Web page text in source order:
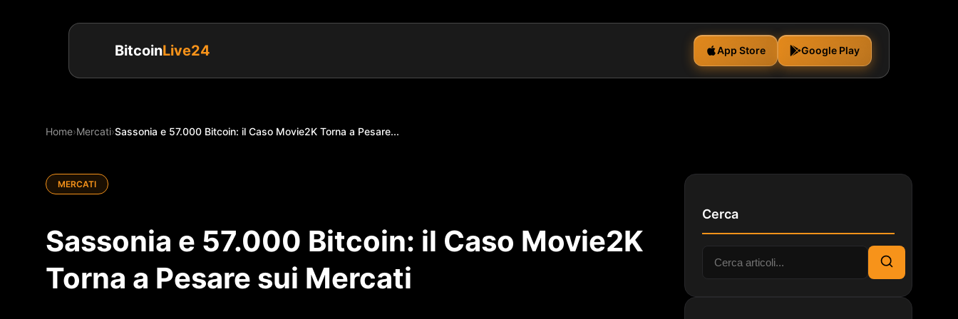
BitcoinLive24 App Store Google Play
Home›Mercati›Sassonia e 57.000 Bitcoin: il Caso Movie2K Torna a Pesare...
MERCATI
Sassonia e 57.000 Bitcoin: il Caso Movie2K
Torna a Pesare sui Mercati
Cerca
Cerca:
Cerca